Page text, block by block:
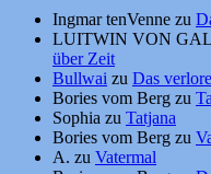
Ingmar tenVenne zu
LUITWIN VON
über Zeit
Bullwai zu Das
Bories vom Berg zu
Sophia zu Tatjana
Bories vom Berg zu
A. zu Vatermal